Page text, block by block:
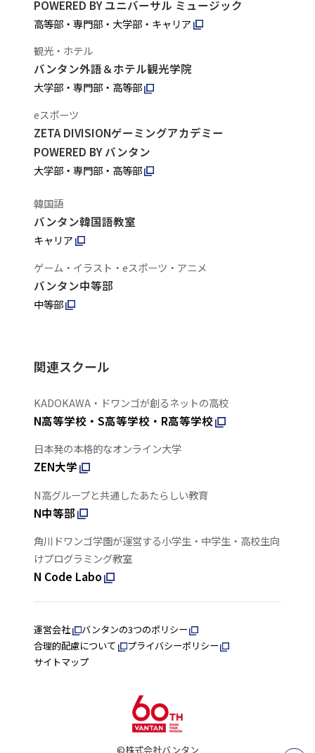
POWERED BY ユニバーサル ミュージック
高等部・専門部・大学部・キャリア
観光・ホテル
バンタン外語＆ホテル観光学院
大学部・専門部・高等部
eスポーツ
ZETA DIVISIONゲーミングアカデミー
POWERED BY バンタン
大学部・専門部・高等部
韓国語
バンタン韓国語教室
キャリア
ゲーム・イラスト・eスポーツ・アニメ
バンタン中等部
中等部
関連スクール
KADOKAWA・ドワンゴが創るネットの高校
N高等学校・S高等学校・R高等学校
日本発の本格的なオンライン大学
ZEN大学
N高グループと共通したあたらしい教育
N中等部
角川ドワンゴ学園が運営する小学生・中学生・高校生向
けプログラミング教室
N Code Labo
運営会社
バンタンの3つのポリシー
合理的配慮について
プライバシーポリシー
サイトマップ
©株式会社バンタン